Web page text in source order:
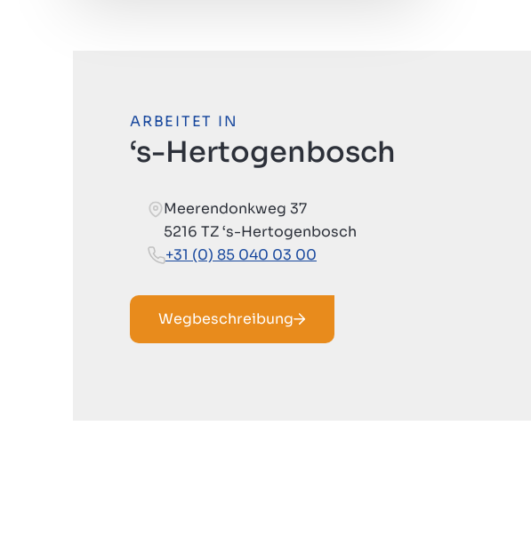
ARBEITET IN
‘s-Hertogenbosch
Meerendonkweg 37
5216 TZ ‘s-Hertogenbosch
+31 (0) 85 040 03 00
Wegbeschreibung